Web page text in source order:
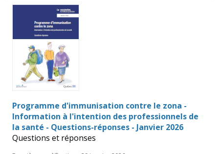
Programme d'immunisation contre le zona -
Information à l'intention des professionnels de
la santé - Questions-réponses - Janvier 2026
Questions et réponses